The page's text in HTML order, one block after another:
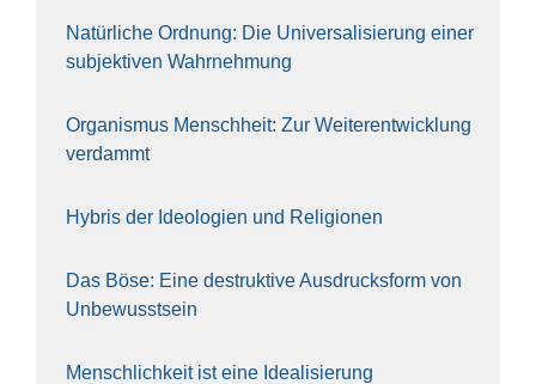
Natür­li­che Ord­nung: Die Uni­ver­sa­li­sie­rung einer
sub­jek­ti­ven Wahr­neh­mung
Orga­nis­mus Mensch­heit: Zur Wei­ter­ent­wick­lung
ver­dammt
Hybris der Ideo­lo­gien und Reli­gio­nen
Das Böse: Eine destruk­ti­ve Aus­drucks­form von
Unbe­wusst­sein
Mensch­lich­keit ist eine Idea­li­sie­rung